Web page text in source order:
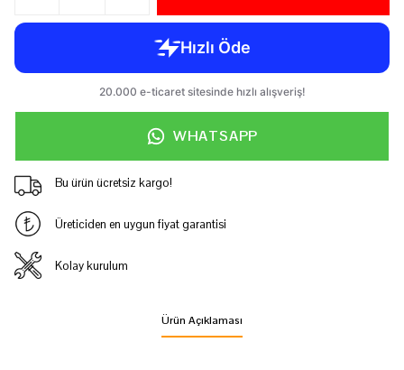
WHATSAPP
Bu ürün ücretsiz kargo!
Üreticiden en uygun fiyat garantisi
Kolay kurulum
Ürün Açıklaması